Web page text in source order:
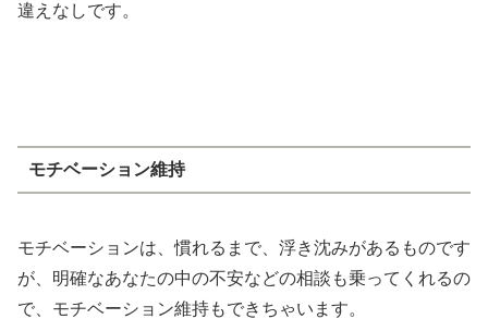
違えなしです。
モチベーション維持
モチベーションは、慣れるまで、浮き沈みがあるものです
が、明確なあなたの中の不安などの相談も乗ってくれるの
で、モチベーション維持もできちゃいます。